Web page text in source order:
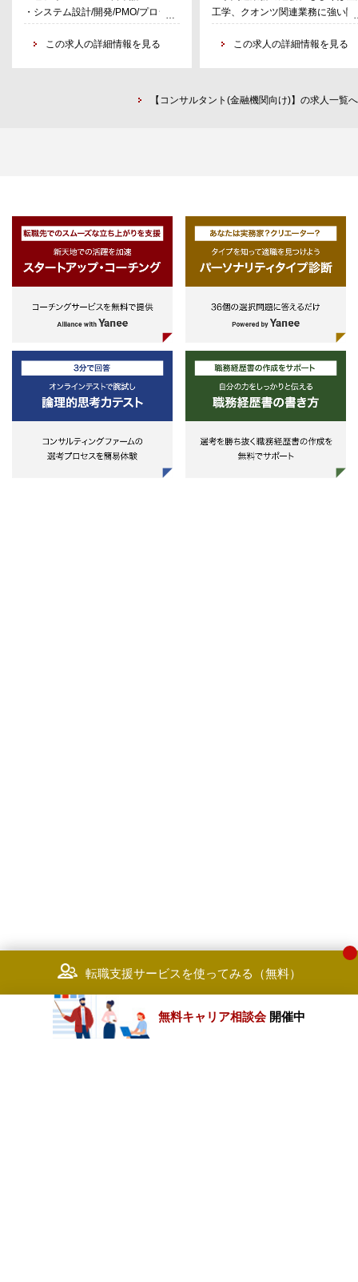
での支援
案・提言
・国家事業としての大規模システム
・システム設計/開発/PMO/プロジェ
クトリード/マネジメントなどの経験
・テストや移行などシステムの品質
この求人の詳細情報を見る
務）
するアドバイザリー業務
・各種金融規制への対応に関する
工学、クオンツ関連業務に強い関
のある方
・金融業界（銀行・証券・保険）
クオンツ関連業務に強い関心があ
この求人の詳細情報を見る
【コンサルタント(金融機関向け)】の求人一覧へ
転職支援サービスを使ってみる（無料）
無料キャリア相談会 開催中